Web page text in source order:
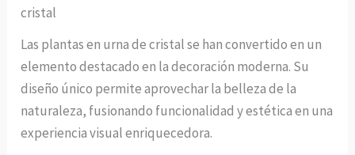
cristal
Las plantas en urna de cristal se han convertido en un
elemento destacado en la decoración moderna. Su
diseño único permite aprovechar la belleza de la
naturaleza, fusionando funcionalidad y estética en una
experiencia visual enriquecedora.